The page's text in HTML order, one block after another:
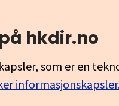
hkdir.no
som er en